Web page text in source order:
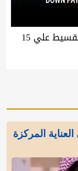
عرض لفترة محدودة مقدم 1.5% و تقسيط علي 15
المركزة